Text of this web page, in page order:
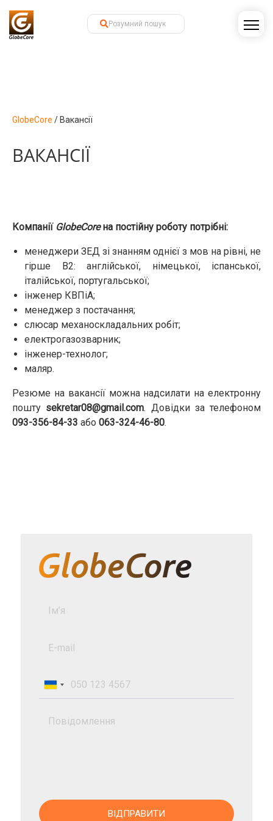
GlobeCore / Вакансії
ВАКАНСІЇ
Компанії GlobeCoreна постійну роботу потрібні:
менеджери ЗЕД зі знанням однієї з мов на рівні, не
гірше В2: англійської, німецької, іспанської,
італійської, португальської;
інженер КВПіА;
менеджер з постачання;
слюсар механоскладальних робіт;
електрогазозварник;
інженер-технолог;
маляр.
Резюме на вакансії можна надсилати на електронну
пошту sekretar08@gmail.com. Довідки за телефоном
093-356-84-33 або 063-324-46-80.